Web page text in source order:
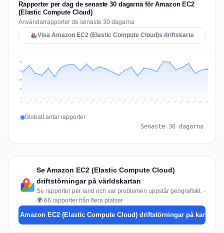
Rapporter per dag de senaste 30 dagarna för Amazon EC2
(Elastic Compute Cloud)
Användarrapporter de senaste 30 dagarna
Visa Amazon EC2 (Elastic Compute Cloud)s driftskarta
20
39
59
78
Jul 9 Jul 10 Jul 11 Jul 12 Jul 13 Jul 14 Jul 15 Jul 16 Jul 17 Jul 18 Jul 19 Jul 20 Jul 21 Jul 22 Jul 23 Jul 24 Jul 25 Jul 26 Jul 27 Jul 28 Jul 29 Jul 30 Jul 31 Aug 1 Aug 2 Aug 3 Aug 4 Aug 5 Aug 6 Aug 7
Globalt antal rapporter
Senaste 30 dagarna
Se Amazon EC2 (Elastic Compute Cloud)
driftstörningar på världskartan
Se rapporter per land och var problemen uppstår geografiskt. -
🌍 66 rapporter från flera platser
Se Amazon EC2 (Elastic Compute Cloud) driftstörningar på kartan